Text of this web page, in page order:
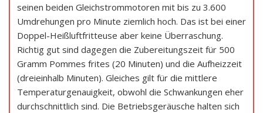
seinen beiden Gleichstrommotoren mit bis zu 3.600
Umdrehungen pro Minute ziemlich hoch. Das ist bei einer
Doppel-Heißluftfritteuse aber keine Überraschung.
Richtig gut sind dagegen die Zubereitungszeit für 500
Gramm Pommes frites (20 Minuten) und die Aufheizzeit
(dreieinhalb Minuten). Gleiches gilt für die mittlere
Temperaturgenauigkeit, obwohl die Schwankungen eher
durchschnittlich sind. Die Betriebsgeräusche halten sich